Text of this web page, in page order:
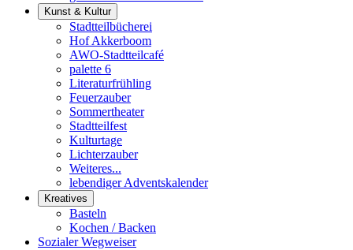
Kunst & Kultur
Stadtteilbücherei
Hof Akkerboom
AWO-Stadtteilcafé
palette 6
Literaturfrühling
Feuerzauber
Sommertheater
Stadtteilfest
Kulturtage
Lichterzauber
Weiteres...
lebendiger Adventskalender
Kreatives
Basteln
Kochen / Backen
Sozialer Wegweiser